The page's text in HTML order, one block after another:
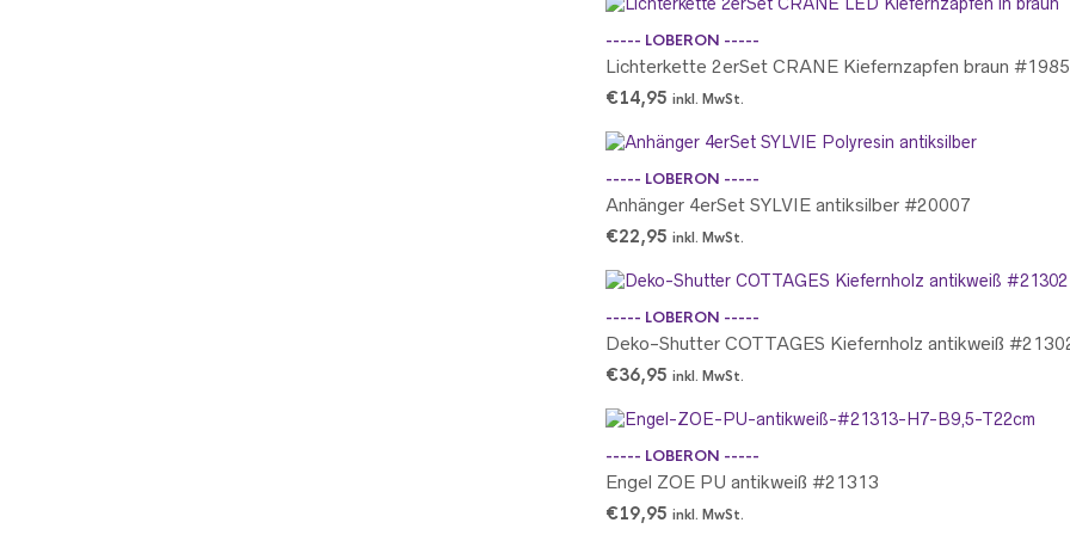
----- LOBERON -----
Lichterkette 2erSet CRANE Kiefernzapfen braun
€14,95 inkl. MwSt.
----- LOBERON -----
Anhänger 4erSet SYLVIE antiksilber #20007
€22,95 inkl. MwSt.
----- LOBERON -----
Deko-Shutter COTTAGES Kiefernholz antikweiß
€36,95 inkl. MwSt.
----- LOBERON -----
Engel ZOE PU antikweiß #21313
€19,95 inkl. MwSt.